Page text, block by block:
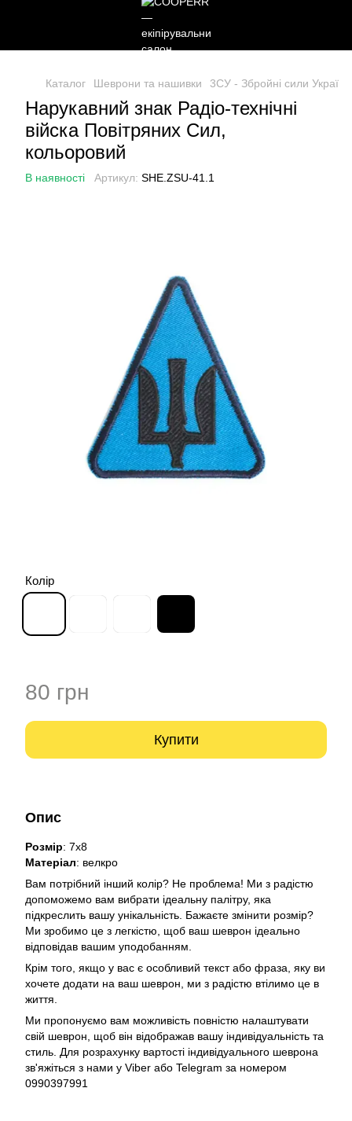
Каталог Шеврони та нашивки 3СУ - Збройні сили України
Нарукавний знак Радіо-технічні
війска Повітряних Сил,
кольоровий
В наявності Артикул: SHE.ZSU-41.1
Колір
80 грн
Купити
Опис
Розмір: 7х8
Матеріал: велкро
Вам потрібний інший колір? Не проблема! Ми з радістю
допоможемо вам вибрати ідеальну палітру, яка
підкреслить вашу унікальність. Бажаєте змінити розмір?
Ми зробимо це з легкістю, щоб ваш шеврон ідеально
відповідав вашим уподобанням.
Крім того, якщо у вас є особливий текст або фраза, яку ви
хочете додати на ваш шеврон, ми з радістю втілимо це в
життя.
Ми пропонуємо вам можливість повністю налаштувати
свій шеврон, щоб він відображав вашу індивідуальність та
стиль. Для розрахунку вартості індивідуального шеврона
зв'яжіться з нами у Viber або Telegram за номером
0990397991